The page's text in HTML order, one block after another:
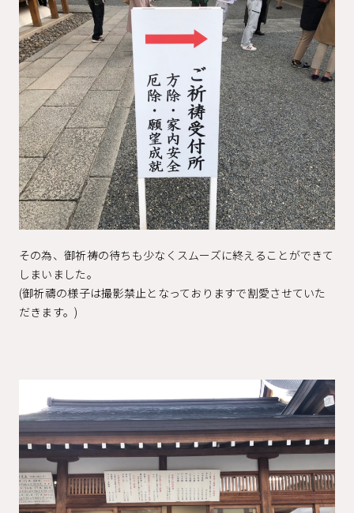
その為、御祈祷の待ちも少なくスムーズに終えることができて
しまいました。
(御祈禱の様子は撮影禁止となっておりますで割愛させていた
だきます。)